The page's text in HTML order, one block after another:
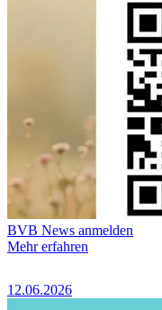
BVB News anmelden
Mehr erfahren
12.06.2026